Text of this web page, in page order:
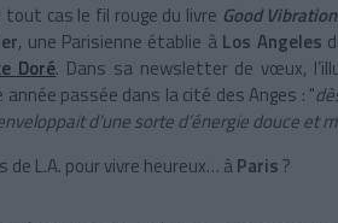
tout cas le fil rouge du livre Good
, une Parisienne établie à Los Angeles
Doré. Dans sa newsletter de vœux,
passée dans la cité des Anges : "
d’une sorte d’énergie douce et
de L.A. pour vivre heureux… àParis?